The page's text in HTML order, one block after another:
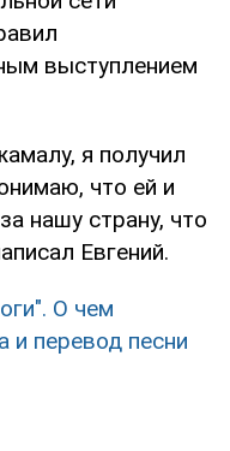
выступлением
я получил
что ей и
нашу страну, что
Евгений.
О чем
и перевод песни